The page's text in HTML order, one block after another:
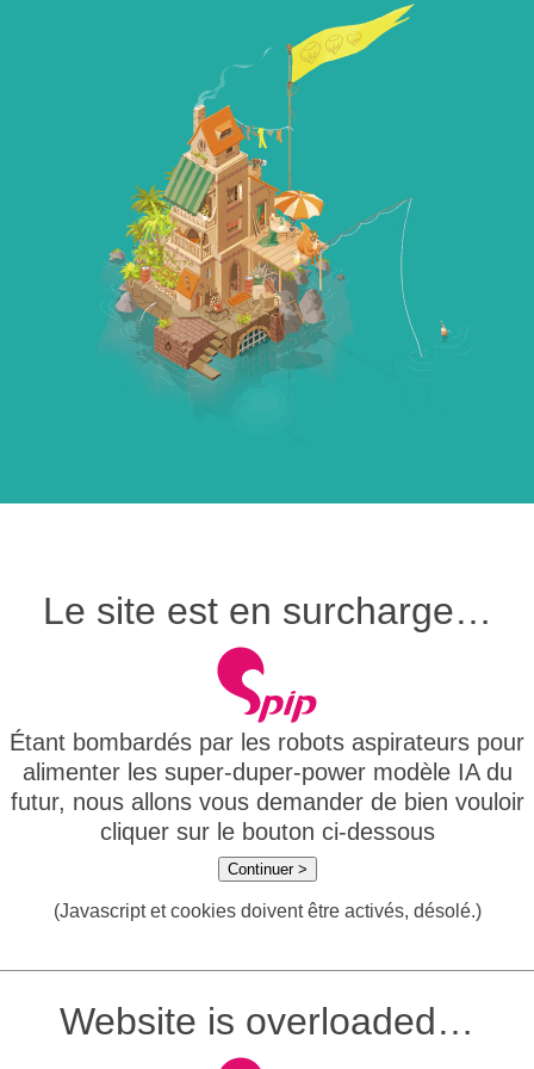
Le site est en surcharge…
Étant bombardés par les robots aspirateurs pour
alimenter les super-duper-power modèle IA du
futur, nous allons vous demander de bien vouloir
cliquer sur le bouton ci-dessous
Continuer >
(Javascript et cookies doivent être activés, désolé.)
Website is overloaded…